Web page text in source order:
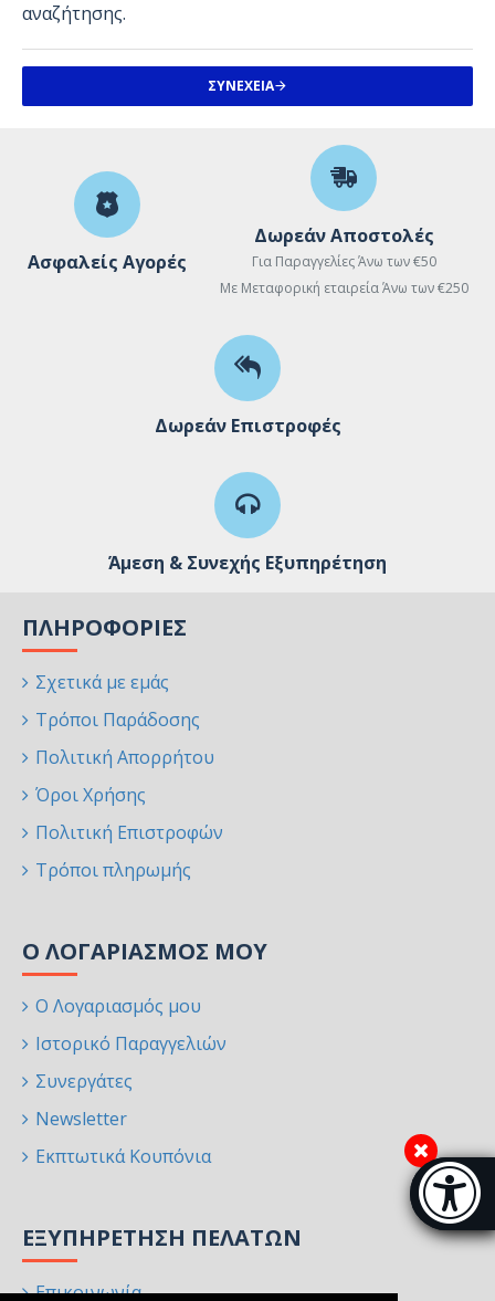
Μπάρα
αναζήτησης.
ΣΥΝΈΧΕΙΑ
Ασφαλείς Αγορές
Δωρεάν Αποστολές
Για Παραγγελίες Άνω των €50
Με Μεταφορική εταιρεία Άνω των €250
Δωρεάν Επιστροφές
Άμεση & Συνεχής Εξυπηρέτηση
ΠΛΗΡΟΦΟΡΊΕΣ
Σχετικά με εμάς
Τρόποι Παράδοσης
Πολιτική Απορρήτου
Όροι Χρήσης
Πολιτική Επιστροφών
Τρόποι πληρωμής
Ο ΛΟΓΑΡΙΑΣΜΌΣ ΜΟΥ
Ο Λογαριασμός μου
Ιστορικό Παραγγελιών
Συνεργάτες
Newsletter
Εκπτωτικά Κουπόνια
ΕΞΥΠΗΡΈΤΗΣΗ ΠΕΛΑΤΏΝ
Επικοινωνία